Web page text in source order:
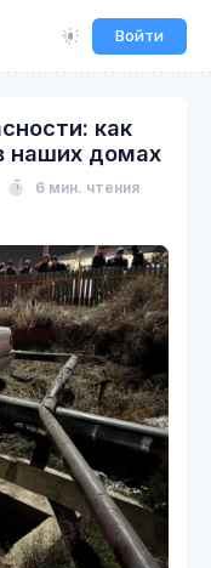
Войти
как
наших домах
6 мин. чтения